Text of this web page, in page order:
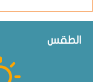
الطقس